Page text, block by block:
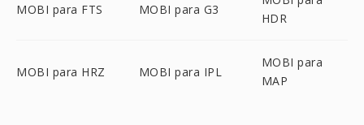
MOBI para FTS MOBI para G3
HDR
MOBI para HRZ MOBI para IPL
MOBI para
MAP